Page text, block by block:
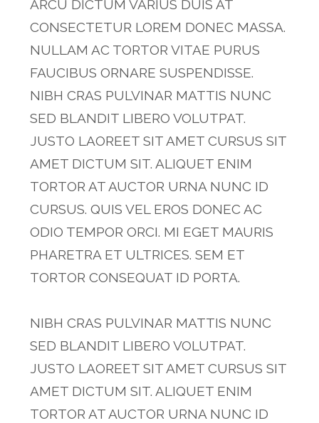
ARCU DICTUM VARIUS DUIS AT
CONSECTETUR LOREM DONEC MASSA.
NULLAM AC TORTOR VITAE PURUS
FAUCIBUS ORNARE SUSPENDISSE.
NIBH CRAS PULVINAR MATTIS NUNC
SED BLANDIT LIBERO VOLUTPAT.
JUSTO LAOREET SIT AMET CURSUS SIT
AMET DICTUM SIT. ALIQUET ENIM
TORTOR AT AUCTOR URNA NUNC ID
CURSUS. QUIS VEL EROS DONEC AC
ODIO TEMPOR ORCI. MI EGET MAURIS
PHARETRA ET ULTRICES. SEM ET
TORTOR CONSEQUAT ID PORTA.
NIBH CRAS PULVINAR MATTIS NUNC
SED BLANDIT LIBERO VOLUTPAT.
JUSTO LAOREET SIT AMET CURSUS SIT
AMET DICTUM SIT. ALIQUET ENIM
TORTOR AT AUCTOR URNA NUNC ID